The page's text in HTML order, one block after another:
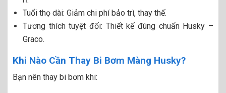
Tuổi thọ dài: Giảm chi phí bảo trì, thay thế.
Tương thích tuyệt đối: Thiết kế đúng chuẩn Husky –
Graco.
Khi Nào Cần Thay Bi Bơm Màng Husky?
Bạn nên thay bi bơm khi: